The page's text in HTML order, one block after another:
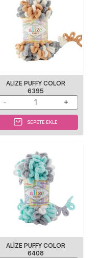
ALIZE PUFFY COLOR
6395
SEPETE EKLE
ALIZE PUFFY COLOR
6408